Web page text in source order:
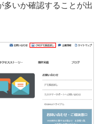
多いか確認することが出